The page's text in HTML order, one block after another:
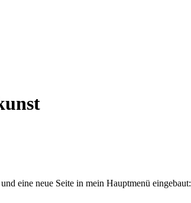
eine neue Seite in mein Hauptmenü eingebaut: